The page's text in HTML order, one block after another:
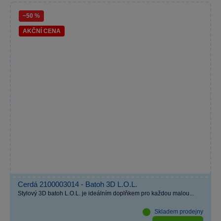
−50 %
AKČNÍ CENA
Cerdá 2100003014 - Batoh 3D L.O.L.
Stylový 3D batoh L.O.L. je ideálním doplňkem pro každou malou...
Skladem prodejny